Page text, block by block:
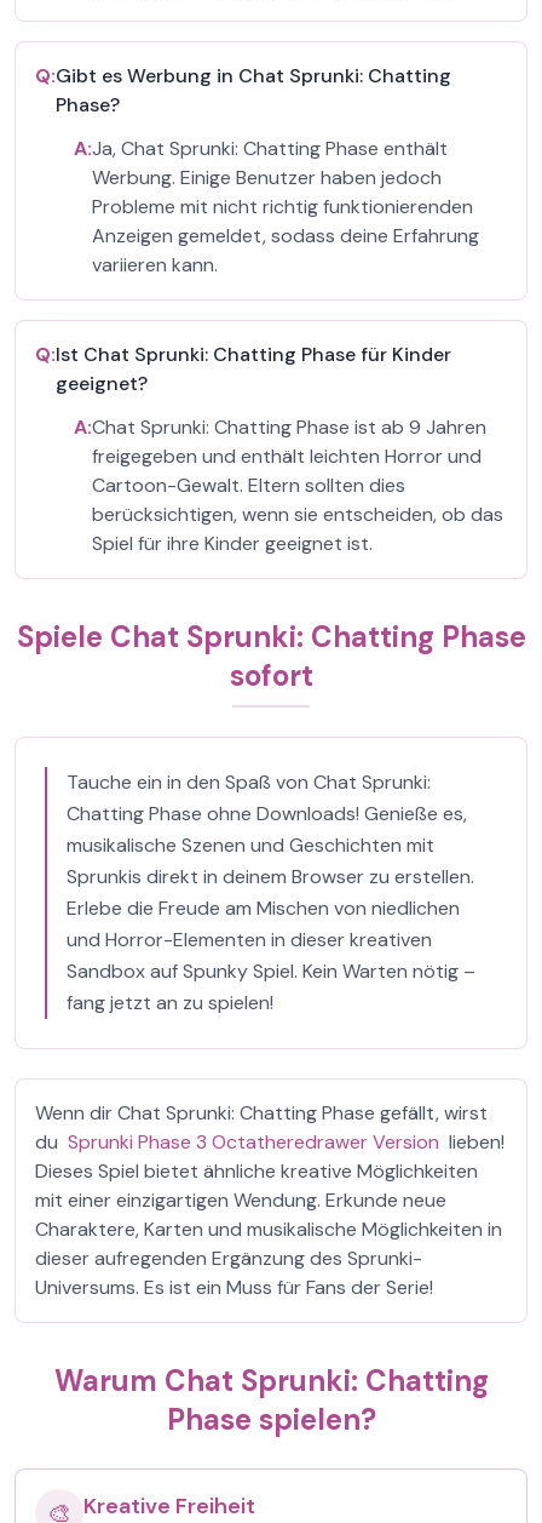
Q:Gibt es Werbung in Chat Sprunki: Chatting
Phase?
A:Ja, Chat Sprunki: Chatting Phase enthält
Werbung. Einige Benutzer haben jedoch
Probleme mit nicht richtig funktionierenden
Anzeigen gemeldet, sodass deine Erfahrung
variieren kann.
Q:Ist Chat Sprunki: Chatting Phase für Kinder
geeignet?
A:Chat Sprunki: Chatting Phase ist ab 9 Jahren
freigegeben und enthält leichten Horror und
Cartoon-Gewalt. Eltern sollten dies
berücksichtigen, wenn sie entscheiden, ob das
Spiel für ihre Kinder geeignet ist.
Spiele Chat Sprunki: Chatting Phase
sofort
Tauche ein in den Spaß von Chat Sprunki:
Chatting Phase ohne Downloads! Genieße es,
musikalische Szenen und Geschichten mit
Sprunkis direkt in deinem Browser zu erstellen.
Erlebe die Freude am Mischen von niedlichen
und Horror-Elementen in dieser kreativen
Sandbox auf Spunky Spiel. Kein Warten nötig –
fang jetzt an zu spielen!
Wenn dir Chat Sprunki: Chatting Phase gefällt, wirst
du Sprunki Phase 3 Octatheredrawer Version lieben!
Dieses Spiel bietet ähnliche kreative Möglichkeiten
mit einer einzigartigen Wendung. Erkunde neue
Charaktere, Karten und musikalische Möglichkeiten in
dieser aufregenden Ergänzung des Sprunki-
Universums. Es ist ein Muss für Fans der Serie!
Warum Chat Sprunki: Chatting
Phase spielen?
🎨 Kreative Freiheit